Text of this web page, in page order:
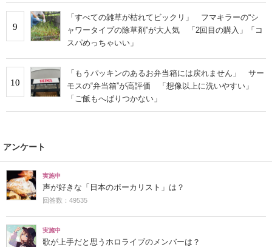
9
「すべての雑草が枯れてビックリ」 フマキラーの“シ
ャワータイプの除草剤”が大人気 「2回目の購入」「コ
スパめっちゃいい」
10
「もうパッキンのあるお弁当箱には戻れません」 サー
モスの“弁当箱”が高評価 「想像以上に洗いやすい」
「ご飯もへばりつかない」
アンケート
実施中
声が好きな「日本のボーカリスト」は？
回答数：49535
実施中
歌が上手だと思うホロライブのメンバーは？